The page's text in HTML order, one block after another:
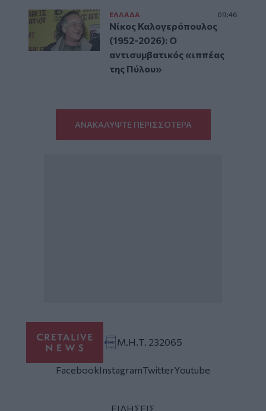
ΕΛΛAΔΑ 09:46
Νίκος Καλογερόπουλος
(1952-2026): O
αντισυμβατικός «ιππέας
της Πύλου»
ΑΝΑΚΑΛΥΨΤΕ ΠΕΡΙΣΣΟΤΕΡΑ
Μ.Η.Τ. 232065
FacebookInstagramTwitterYoutube
ΕΙΔΗΣΕΙΣ